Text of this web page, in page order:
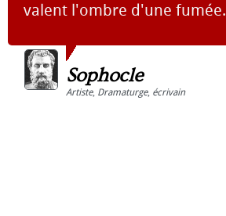
valent l'ombre d'une fumée.
Sophocle
Artiste, Dramaturge, écrivain